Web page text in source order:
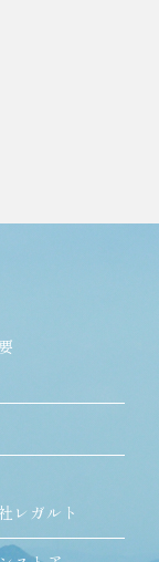
レガルト